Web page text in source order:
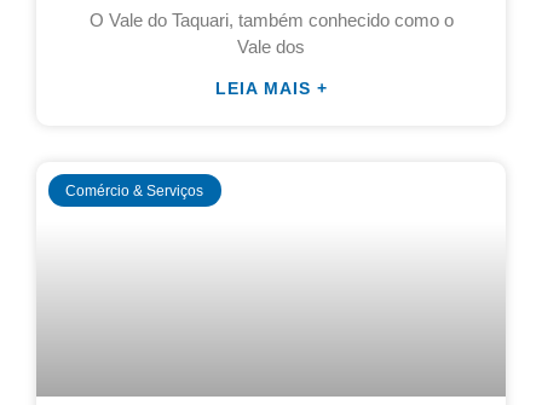
O Vale do Taquari, também conhecido como o
Vale dos
LEIA MAIS +
Comércio & Serviços